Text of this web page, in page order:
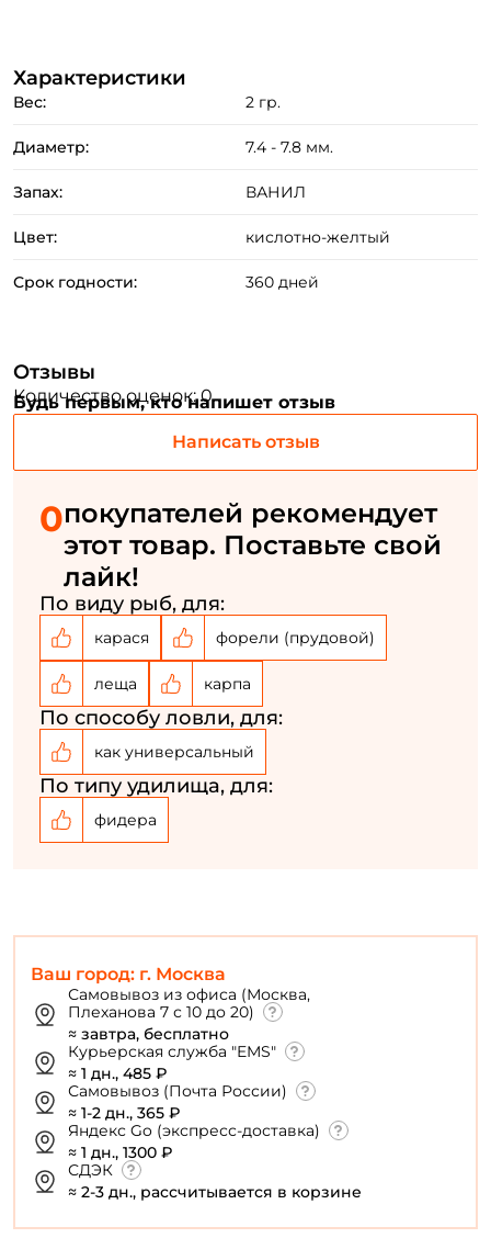
Ваш город: г. Москва
Самовывоз из офиса (Москва,
Плеханова 7 с 10 до 20)
≈ завтра, бесплатно
Курьерская служба "EMS"
≈ 1 дн., 485 ₽
Самовывоз (Почта России)
≈ 1-2 дн., 365 ₽
Яндекс Go (экспресс-доставка)
≈ 1 дн., 1300 ₽
СДЭК
≈ 2-3 дн., рассчитывается в корзине
Характеристики
Вес: 2 гр.
Диаметр: 7.4 - 7.8 мм.
Запах: ВАНИЛ
Цвет: кислотно-желтый
Срок годности: 360 дней
Отзывы
Количество оценок: 0
Будь первым, кто напишет отзыв
Написать отзыв
0покупателей рекомендует
этот товар. Поставьте свой
лайк!
По виду рыб, для:
карася форели (прудовой)
леща карпа
По способу ловли, для:
как универсальный
По типу удилища, для:
фидера
Создать аккаунт
Email: *
Номер телефона: *
Придумайте пароль: *
Повторите пароль: *
Заполняя данную форму вы соглашаетесь на обработку
персональных данных